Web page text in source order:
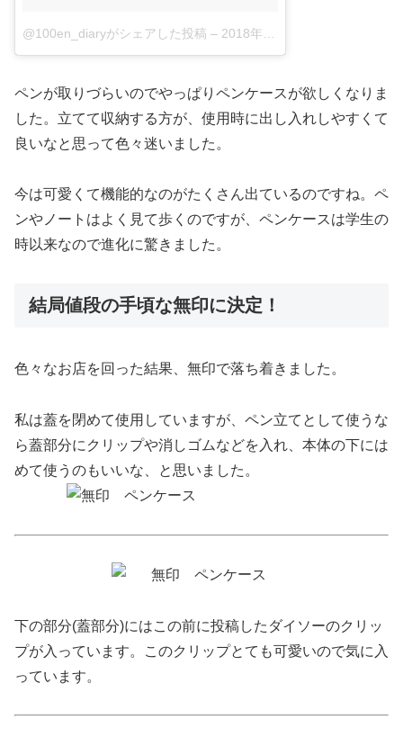
@100en_diaryがシェアした投稿 – 2018年 2月月26日午後11時11分PST
ペンが取りづらいのでやっぱりペンケースが欲しくなりま
した。立てて収納する方が、使用時に出し入れしやすくて
良いなと思って色々迷いました。
今は可愛くて機能的なのがたくさん出ているのですね。ペ
ンやノートはよく見て歩くのですが、ペンケースは学生の
時以来なので進化に驚きました。
結局値段の手頃な無印に決定！
色々なお店を回った結果、無印で落ち着きました。
私は蓋を閉めて使用していますが、ペン立てとして使うな
ら蓋部分にクリップや消しゴムなどを入れ、本体の下には
めて使うのもいいな、と思いました。
下の部分(蓋部分)にはこの前に投稿したダイソーのクリッ
プが入っています。このクリップとても可愛いので気に入
っています。